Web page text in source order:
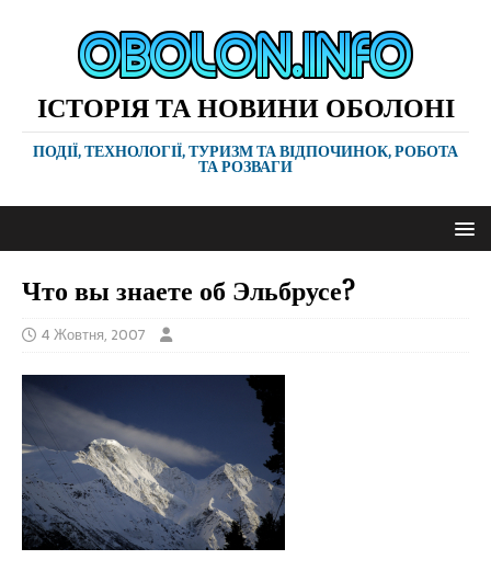
ІСТОРІЯ ТА НОВИНИ ОБОЛОНІ
ПОДІЇ, ТЕХНОЛОГІЇ, ТУРИЗМ ТА ВІДПОЧИНОК, РОБОТА
ТА РОЗВАГИ
Что вы знаете об Эльбрусе?
4 Жовтня, 2007